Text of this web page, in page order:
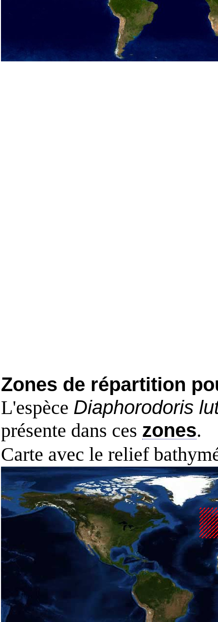
Zones de répartition
L'espèce Diaphorodoris
présente dans ces zones.
Carte avec le relief